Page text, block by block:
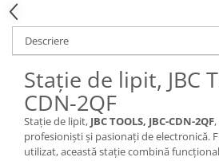
Descriere
Stație de lipit, JBC
CDN-2QF
Stație de lipit, JBC TOOLS, JBC-CDN-2QF
profesioniști și pasionați de electronică.
utilizat, această stație combină